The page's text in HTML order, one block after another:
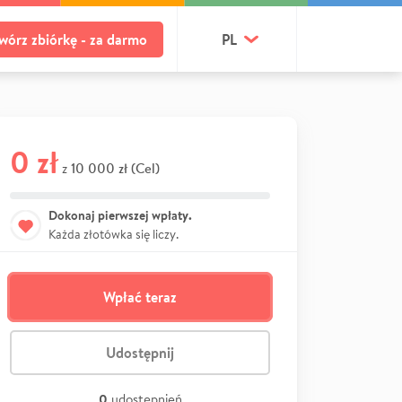
zbiórkę - za darmo PL
0 zł z 10 000 zł (Cel)
Dokonaj pierwszej wpłaty.
Każda złotówka się liczy.
Wpłać teraz
Udostępnij